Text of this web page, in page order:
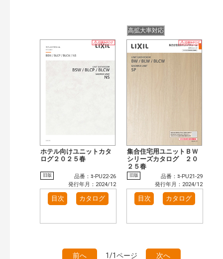
ホテル向けユニットカタ
ログ２０２５春
旧版
品番：ﾖ-PU22-26
発行年月：2024/12
目次 カタログ
高拡大率対応
集合住宅用ユニットＢＷ
シリーズカタログ ２０
２５春
旧版
品番：ﾖ-PU21-29
発行年月：2024/12
目次 カタログ
前へ 1/1ページ 次へ